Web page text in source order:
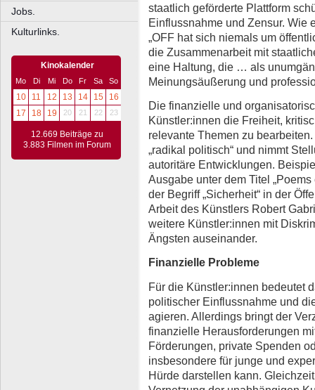
Jobs.
Kulturlinks.
Kinokalender
Mo Di Mi Do Fr Sa So
10 11 12 13 14 15
16
17
18 19 20 21 22 23
12.669 Beiträge zu
3.883 Filmen im Forum
staatlich geförderte Plattform
Einflussnahme und Zensur. Wie
„OFF hat sich niemals um
die Zusammenarbeit mit
eine Haltung, die … als
Meinungsäußerung und
Die finanzielle und
Künstler:innen die Freiheit,
relevante Themen zu
„radikal politisch“ und nimmt
autoritäre Entwicklungen.
Ausgabe unter dem Titel
der Begriff „Sicherheit“ in der
Arbeit des Künstlers Robert
weitere Künstler:innen mit
Ängsten auseinander.
Finanzielle Probleme
Für die Künstler:innen bedeutet
politischer Einflussnahme und
agieren. Allerdings bringt der
finanzielle Herausforderungen
Förderungen, private Spenden
insbesondere für junge und
Hürde darstellen kann.